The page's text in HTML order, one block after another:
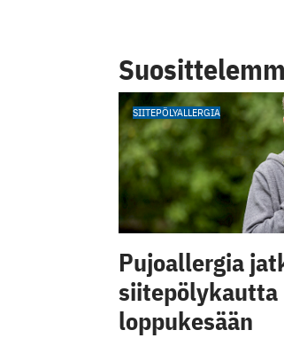
SIITEPÖLYALLERGIA
Pujoallergia
siitepölykautta
loppukesään